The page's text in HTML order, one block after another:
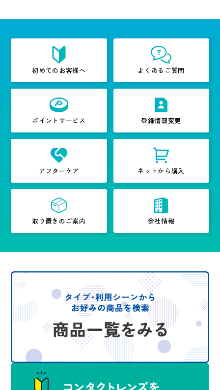
初めてのお客様へ よくあるご質問
ポイントサービス 登録情報変更
アフターケア ネットから購入
取り置きのご案内 会社情報